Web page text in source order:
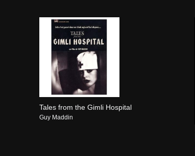
Tales from the Gimli Hospital
Guy Maddin